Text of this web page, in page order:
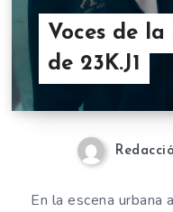
Voces de
de 23K.J1
En la escena urbana